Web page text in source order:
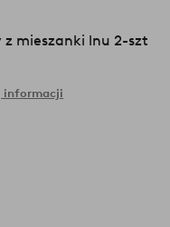
z mieszanki lnu 2-szt
informacji